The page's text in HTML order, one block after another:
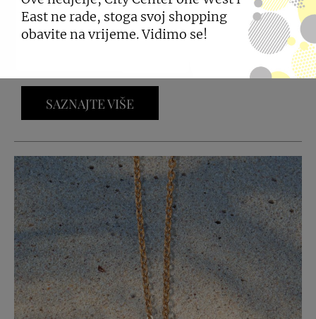
27.05.2026
SAZNAJTE VIŠE
East ne rade, stoga svoj shopping
obavite na vrijeme. Vidimo se!